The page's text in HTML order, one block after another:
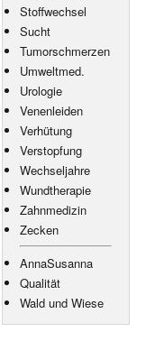
Stoffwechsel
Sucht
Tumorschmerzen
Umweltmed.
Urologie
Venenleiden
Verhütung
Verstopfung
Wechseljahre
Wundtherapie
Zahnmedizin
Zecken
AnnaSusanna
Qualität
Wald und Wiese